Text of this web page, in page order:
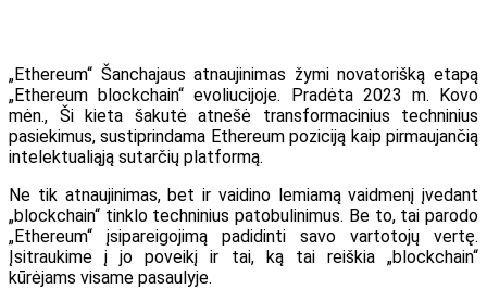
„Ethereum“ Šanchajaus atnaujinimas žymi novatorišką etapą
„Ethereum blockchain“ evoliucijoje. Pradėta 2023 m. Kovo
mėn., Ši kieta šakutė atnešė transformacinius techninius
pasiekimus, sustiprindama Ethereum poziciją kaip pirmaujančią
intelektualiąją sutarčių platformą.
Ne tik atnaujinimas, bet ir vaidino lemiamą vaidmenį įvedant
„blockchain“ tinklo techninius patobulinimus. Be to, tai parodo
„Ethereum“ įsipareigojimą padidinti savo vartotojų vertę.
Įsitraukime į jo poveikį ir tai, ką tai reiškia „blockchain“
kūrėjams visame pasaulyje.